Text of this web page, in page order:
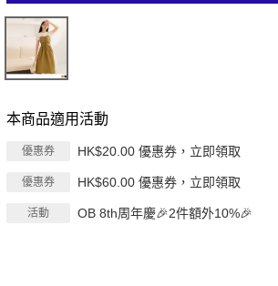
本商品適用活動
優惠券 HK$20.00 優惠券，立即領取
優惠券 HK$60.00 優惠券，立即領取
活動 OB 8th周年慶🎉2件額外10%🎉